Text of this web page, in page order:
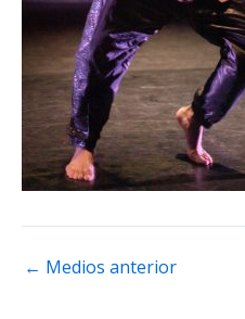
← Medios anterior